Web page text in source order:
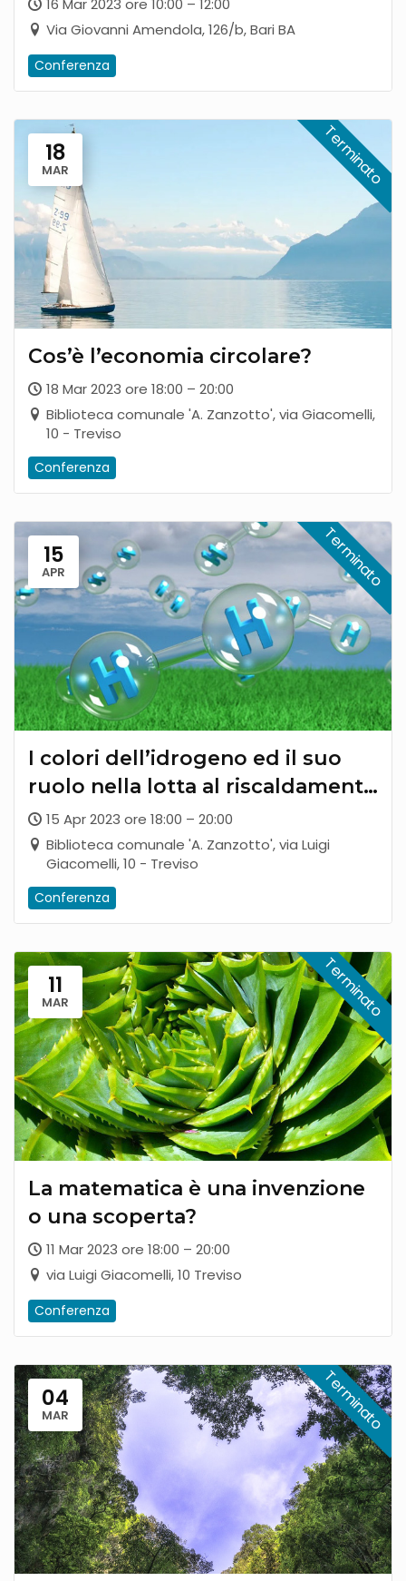
16 Mar 2023 ore 10:00 – 12:00
Via Giovanni Amendola, 126/b, Bari BA
Conferenza
18
MAR
Cos’è l’economia circolare?
18 Mar 2023 ore 18:00 – 20:00
Biblioteca comunale 'A. Zanzotto', via Giacomelli,
10 - Treviso
Conferenza
15
APR
I colori dell’idrogeno ed il suo
ruolo nella lotta al riscaldamento
globale
15 Apr 2023 ore 18:00 – 20:00
Biblioteca comunale 'A. Zanzotto', via Luigi
Giacomelli, 10 - Treviso
Conferenza
11
MAR
La matematica è una invenzione
o una scoperta?
11 Mar 2023 ore 18:00 – 20:00
via Luigi Giacomelli, 10 Treviso
Conferenza
04
MAR